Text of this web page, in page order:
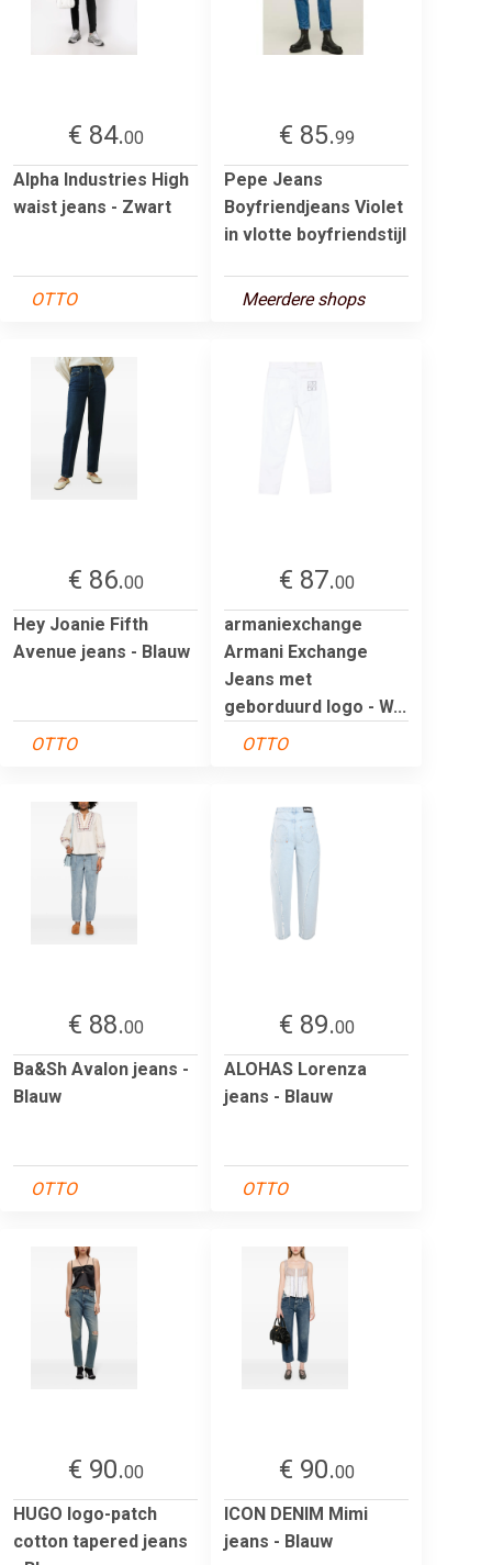
€ 84.00
Alpha Industries High
waist jeans - Zwart
OTTO
€ 85.99
Pepe Jeans
Boyfriendjeans Violet
in vlotte boyfriendstijl
Meerdere shops
€ 86.00
Hey Joanie Fifth
Avenue jeans - Blauw
OTTO
€ 87.00
armaniexchange
Armani Exchange
Jeans met
geborduurd logo - W...
OTTO
€ 88.00
Ba&Sh Avalon jeans -
Blauw
OTTO
€ 89.00
ALOHAS Lorenza
jeans - Blauw
OTTO
€ 90.00
HUGO logo-patch
cotton tapered jeans
€ 90.00
ICON DENIM Mimi
jeans - Blauw